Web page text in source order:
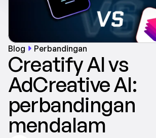
Blog Perbandingan
Creatify AI vs
AdCreative AI:
perbandingan
mendalam